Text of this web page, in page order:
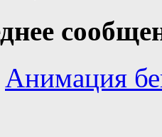
Анимация